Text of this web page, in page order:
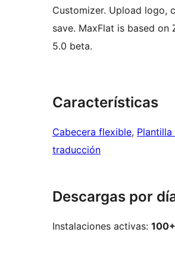
Customizer. Upload logo,
save. MaxFlat is based
5.0 beta.
Características
Cabecera flexible,
traducción
Descargas por
Instalaciones activas: 100+